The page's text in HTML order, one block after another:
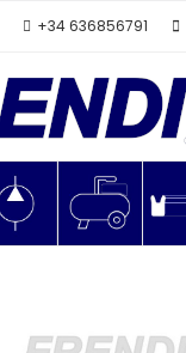
+34 636856791